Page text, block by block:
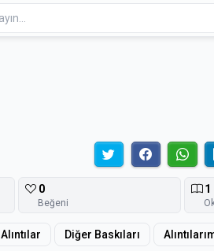
0
Beğeni
1
Alıntılar Diğer Baskıları